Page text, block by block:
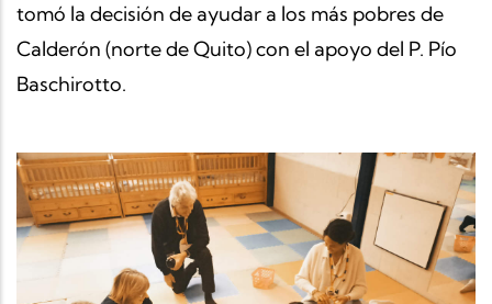
tomó la decisión de ayudar a los más pobres de
Calderón (norte de Quito) con el apoyo del P. Pío
Baschirotto.